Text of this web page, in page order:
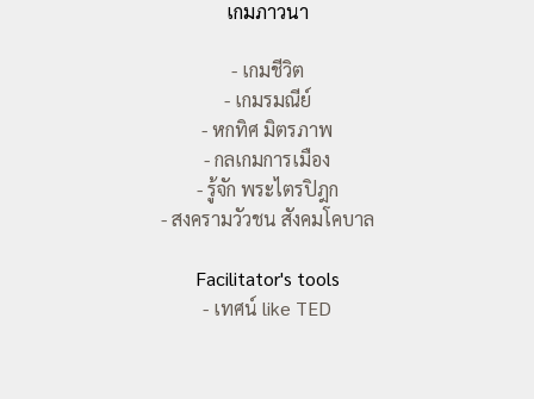
เกมภาวนา
- เกมชีวิต
- เกมรมณีย์
- หกทิศ มิตรภาพ
- กลเกมการเมือง
- รู้จัก พระไตรปิฎก
- สงครามวัวชน สังคมโคบาล
Facilitator's tools
- เทศน์ like TED